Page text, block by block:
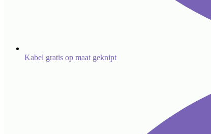
Kabel gratis op maat geknipt